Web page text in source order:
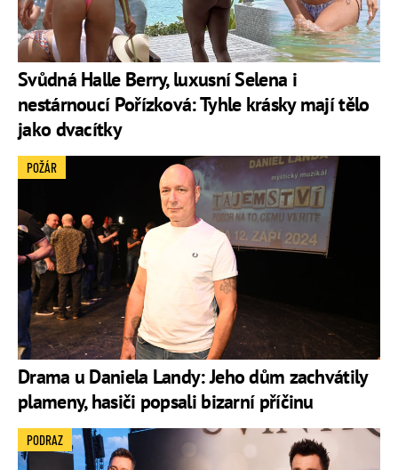
Svůdná Halle Berry, luxusní Selena i
nestárnoucí Pořízková: Tyhle krásky mají tělo
jako dvacítky
Drama u Daniela Landy: Jeho dům zachvátily
plameny, hasiči popsali bizarní příčinu
POŽÁR
PODRAZ